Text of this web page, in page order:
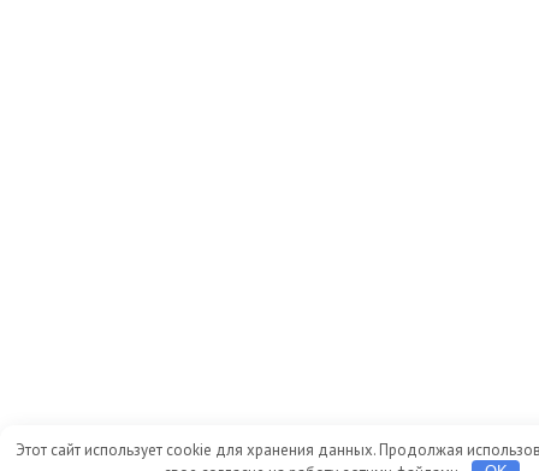
Этот сайт использует cookie для хранения данных. Продолжая